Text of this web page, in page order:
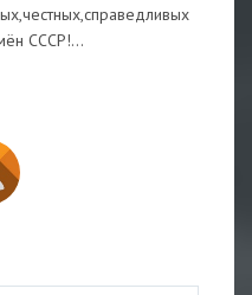
СССР!...